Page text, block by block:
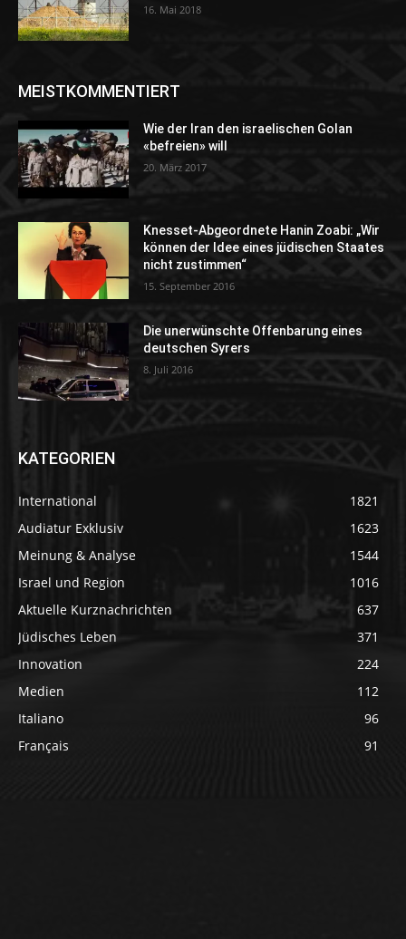
16. Mai 2018
MEISTKOMMENTIERT
Wie der Iran den israelischen Golan
«befreien» will
20. März 2017
Knesset-Abgeordnete Hanin Zoabi: „Wir
können der Idee eines jüdischen Staates
nicht zustimmen“
15. September 2016
Die unerwünschte Offenbarung eines
deutschen Syrers
8. Juli 2016
KATEGORIEN
International
1821
Audiatur Exklusiv
1623
Meinung & Analyse
1544
Israel und Region
1016
Aktuelle Kurznachrichten
637
Jüdisches Leben
371
Innovation
224
Medien
112
Italiano
96
Français
91